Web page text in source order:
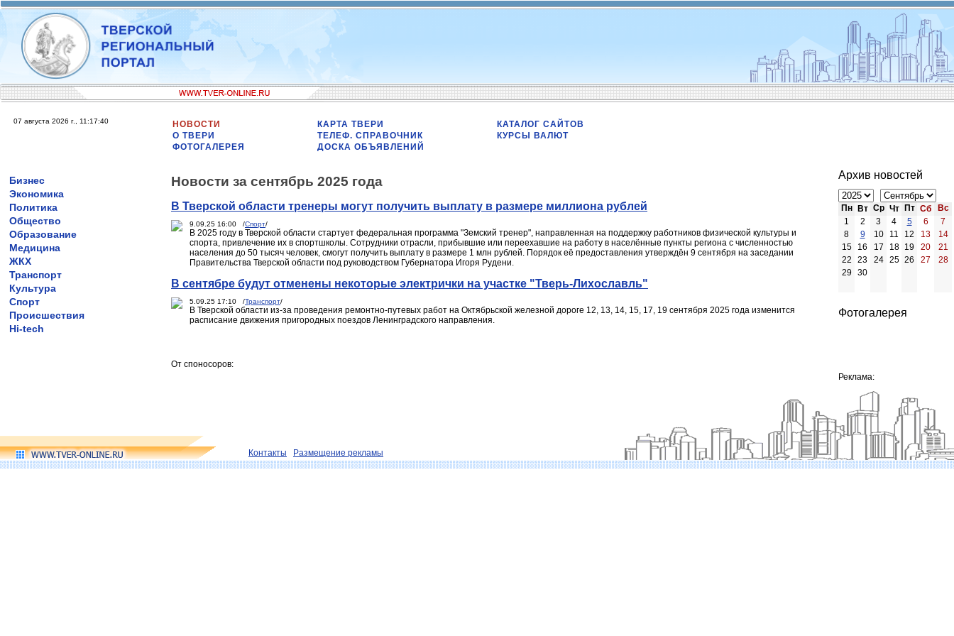
07 августа 2026 г., 11:17:40
НОВОСТИ
О ТВЕРИ
ФОТОГАЛЕРЕЯ
КАРТА ТВЕРИ
ТЕЛЕФ. СПРАВОЧНИК
ДОСКА ОБЪЯВЛЕНИЙ
КАТАЛОГ САЙТОВ
КУРСЫ ВАЛЮТ
Бизнес
Экономика
Политика
Общество
Образование
Медицина
ЖКХ
Транспорт
Культура
Спорт
Происшествия
Hi-tech
Новости за сентябрь 2025 года
В Тверской области тренеры могут получить выплату в размере миллиона рублей
9.09.25 16:00 /Спорт/
В 2025 году в Тверской области стартует федеральная программа "Земский тренер", направленная на поддержку работников физической культуры и
спорта, привлечение их в спортшколы. Сотрудники отрасли, прибывшие или переехавшие на работу в населённые пункты региона с численностью
населения до 50 тысяч человек, смогут получить выплату в размере 1 млн рублей. Порядок её предоставления утверждён 9 сентября на заседании
Правительства Тверской области под руководством Губернатора Игоря Рудени.
В сентябре будут отменены некоторые электрички на участке "Тверь-Лихославль"
5.09.25 17:10 /Транспорт/
В Тверской области из-за проведения ремонтно-путевых работ на Октябрьской железной дороге 12, 13, 14, 15, 17, 19 сентября 2025 года изменится
расписание движения пригородных поездов Ленинградского направления.
От споносоров:
Архив новостей
Пн Вт Ср Чт Пт Сб
Вс
1
2 3 4 5 6
7
8
9 10 11 12 13
14
15
16 17 18 19 20
21
22
23 24 25 26 27
28
29
30
Фотогалерея
Реклама:
Контакты Размещение рекламы